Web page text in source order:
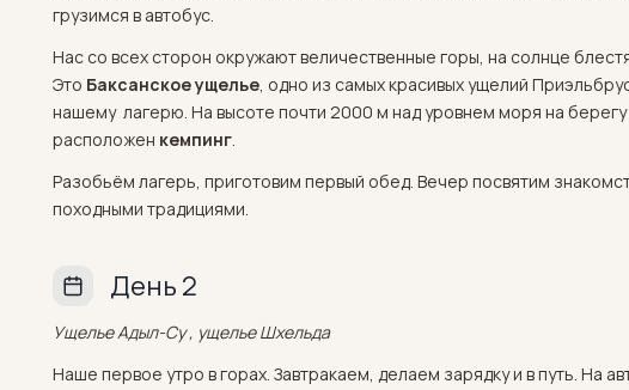
грузимся в автобус.
Нас со всех сторон окружают величественные горы, на солнце
Это Баксанское ущелье, одно из самых красивых ущелий
нашему лагерю. На высоте почти 2000 м над уровнем моря на берегу
расположен кемпинг.
Разобьём лагерь, приготовим первый обед. Вечер посвятим
походными традициями.
День 2
Ущелье Адыл-Су , ущелье Шхельда
Наше первое утро в горах. Завтракаем, делаем зарядку и в путь. На